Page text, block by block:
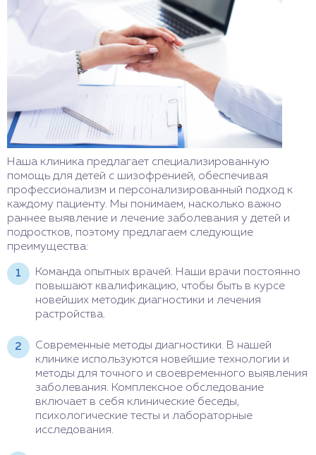
Наша клиника предлагает специализированную
помощь для детей с шизофренией, обеспечивая
профессионализм и персонализированный подход к
каждому пациенту. Мы понимаем, насколько важно
раннее выявление и лечение заболевания у детей и
подростков, поэтому предлагаем следующие
преимущества:
Команда опытных врачей. Наши врачи постоянно
повышают квалификацию, чтобы быть в курсе
новейших методик диагностики и лечения
растройства.
Современные методы диагностики. В нашей
клинике используются новейшие технологии и
методы для точного и своевременного выявления
заболевания. Комплексное обследование
включает в себя клинические беседы,
психологические тесты и лабораторные
исследования.